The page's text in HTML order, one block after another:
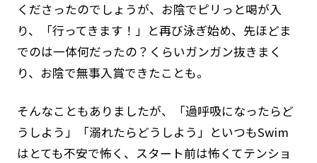
くださったのでしょうが、お陰でピリっと喝が入
り、「行ってきます！」と再び泳ぎ始め、先ほどま
でのは一体何だったの？くらいガンガン抜きまく
り、お陰で無事入賞できたことも。
そんなこともありましたが、「過呼吸になったらど
うしよう」「溺れたらどうしよう」といつもSwim
はとても不安で怖く、スタート前は怖くてテンショ